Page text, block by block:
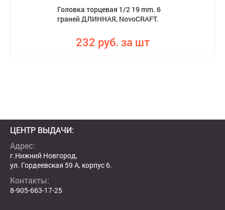
Головка торцевая 1/2 19 mm. 6
граней ДЛИННАЯ, NovoCRAFT.
232 руб. за шт
ЦЕНТР ВЫДАЧИ:
Адрес:
г.Нижний Новгород,
ул. Гордеевская 59 А, корпус 6.
Контакты:
8-905-663-17-25